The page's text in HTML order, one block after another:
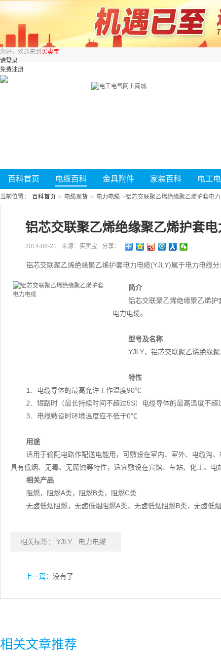
您好，欢迎来到 买卖宝
请登录
免费注册
百科首页 电缆百科 金具附件 家装百科 电工
当前位置： 百科首页 > 电缆现货 > 电力电缆 >铝芯交联聚乙烯绝缘聚乙烯护套电
铝芯交联聚乙烯绝缘聚乙烯护套电
2014-08-21 来源：买卖宝 分享：
铝芯交联聚乙烯绝缘聚乙烯护套电力电缆(YJLY)属于电力电缆
简介
铝芯交联聚乙烯绝缘聚乙烯
电力电缆。
型号及名称
YJLY，铝芯交联聚乙烯绝缘
特性
1．电缆导体的最高允许工作温度90℃
2．短路时（最长持续时间不超过5S）电缆导体的最高温度不
3．电缆敷设时环境温度应不低于0℃
用途
适用于输配电路作配送电能用，可敷设在室内、室外、电缆沟
具有低烟、无毒、无腐蚀等特性，适宜敷设在宾馆、车站、化工、
相关产品
阻燃，阻燃A类，阻燃B类，阻燃C类
无卤低烟阻燃，无卤低烟阻燃A类，无卤低烟阻燃B类，无卤低
相关标签： YJLY 电力电缆
上一篇： 没有了
相关文章推荐